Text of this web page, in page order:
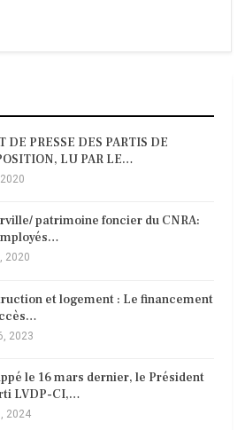
DE PRESSE DES PARTIS DE
LU PAR LE…
patrimoine foncier du CNRA:
2020
et logement : Le financement
2023
le 16 mars dernier, le Président
LVDP-CI,…
2024